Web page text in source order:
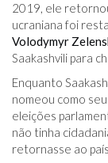
2019, ele
ucraniana foi
Volodymyr
Saakashvili para
Enquanto
nomeou como
eleições
não tinha
retornasse ao